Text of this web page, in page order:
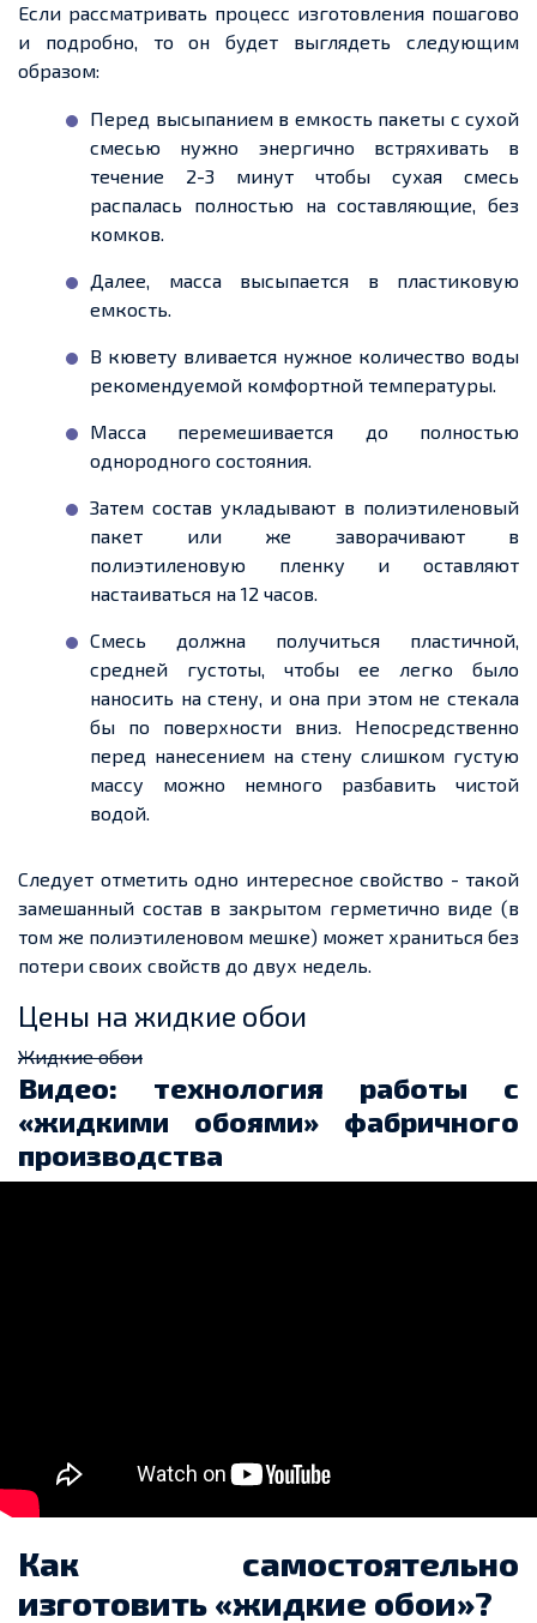
Если рассматривать процесс изготовления пошагово
и подробно, то он будет выглядеть следующим
образом:
Перед высыпанием в емкость пакеты с сухой
смесью нужно энергично встряхивать в
течение 2-3 минут чтобы сухая смесь
распалась полностью на составляющие, без
комков.
Далее, масса высыпается в пластиковую
емкость.
В кювету вливается нужное количество воды
рекомендуемой комфортной температуры.
Масса перемешивается до полностью
однородного состояния.
Затем состав укладывают в полиэтиленовый
пакет или же заворачивают в
полиэтиленовую
пленку и оставляют
настаиваться на 12 часов.
Смесь должна получиться пластичной,
средней густоты, чтобы ее легко было
наносить на стену, и она при этом не стекала
бы
по поверхности вниз. Непосредственно
перед нанесением на стену слишком густую
массу можно немного разбавить чистой
водой.
Следует отметить одно интересное свойство - такой
замешанный состав в закрытом герметично виде (в
том же полиэтиленовом мешке) может храниться без
потери своих свойств до двух недель.
Цены на жидкие обои
Жидкие обои
Видео: технология работы с
«жидкими обоями» фабричного
производства
Как самостоятельно
изготовить «жидкие обои»?